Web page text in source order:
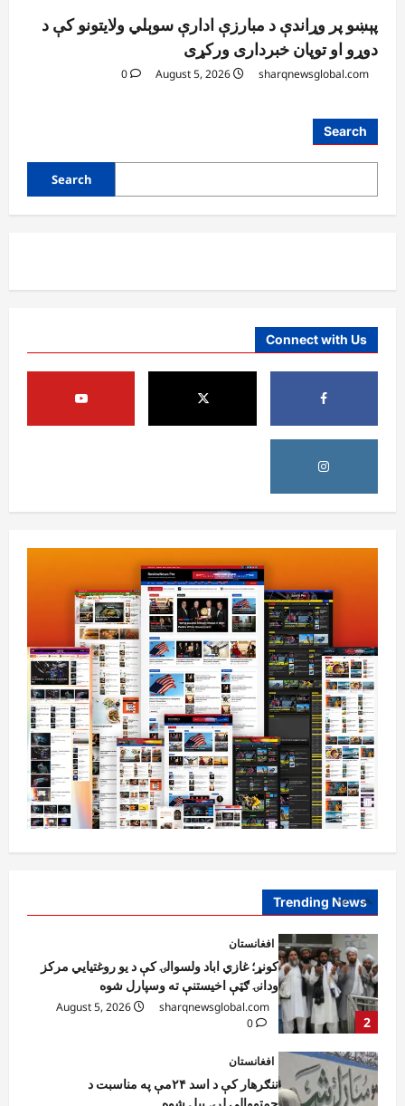
پېښو پر وړاندې د مبارزې ادارې سوېلي ولایتونو کې د
دوړو او توپان خبرداری ورکړی
sharqnewsglobal.com
0
Search
Search
Connect with Us
Trending News
3
چمتووالي لړۍ پیل شوه
sharqnewsglobal.com
August 5, 2026
5
افغانستان
خلیلزاد: پاکستان له جدي اقتصادي، امنیتي او
سیاسي ستونزو سره مخ دی
sharqnewsglobal.com
August 5, 2026
0
1
نړۍ
کیف کې د روسیې هوايي بریدونو ۱۵ کسان
وژلي، ۵۱ ټپیان دي
sharqnewsglobal.com
August 5, 2026
0
2
افغانستان
کونړ؛ غازي اباد ولسوالۍ کې د یو روغتیايي مرکز
sharqnewsglobal.com
3
افغانستان
ننګرهار کې د اسد ۲۴مې په مناسبت د
چمتووالي لړۍ پیل شوه
sharqnewsglobal.com
0
افغانستان
پېښو پر وړاندې د مبارزې ادارې سوېلي ولایتونو